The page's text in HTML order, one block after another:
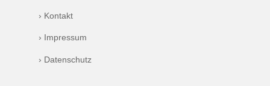
› Kontakt
› Impressum
› Datenschutz